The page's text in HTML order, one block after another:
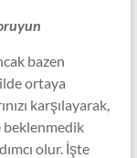
bazen
ortaya
karşılayarak,
beklenmedik
olur. İşte